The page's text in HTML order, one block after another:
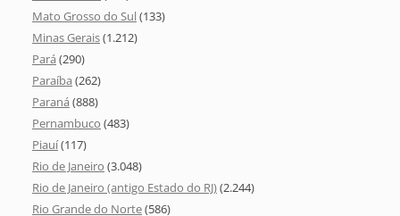
Mato Grosso do Sul(133)
Minas Gerais(1.212)
Pará (290)
Paraíba (262)
Paraná (888)
Pernambuco (483)
Piauí(117)
Rio de Janeiro (3.048)
Rio de Janeiro (antigo Estado do RJ)(2.244)
Rio Grande do Norte(586)